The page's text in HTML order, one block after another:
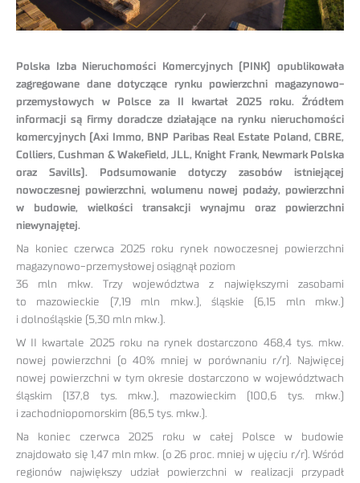
Polska Izba Nieruchomości Komercyjnych (PINK) opublikowała
zagregowane dane dotyczące rynku powierzchni magazynowo-
przemysłowych w Polsce za II kwartał 2025 roku. Źródłem
informacji są firmy doradcze działające na rynku nieruchomości
komercyjnych (Axi Immo, BNP Paribas Real Estate Poland, CBRE,
Colliers, Cushman & Wakefield, JLL, Knight Frank, Newmark Polska
oraz Savills). Podsumowanie dotyczy zasobów istniejącej
nowoczesnej powierzchni, wolumenu nowej podaży, powierzchni
w budowie, wielkości transakcji wynajmu oraz powierzchni
niewynajętej.
Na koniec czerwca 2025 roku rynek nowoczesnej powierzchni
magazynowo-przemysłowej osiągnął poziom
36 mln mkw. Trzy województwa z największymi zasobami
to mazowieckie (7,19 mln mkw.), śląskie (6,15 mln mkw.)
i dolnośląskie (5,30 mln mkw.).
W II kwartale 2025 roku na rynek dostarczono 468,4 tys. mkw.
nowej powierzchni (o 40% mniej w porównaniu r/r). Najwięcej
nowej powierzchni w tym okresie dostarczono w województwach
śląskim (137,8 tys. mkw.), mazowieckim (100,6 tys. mkw.)
i zachodniopomorskim (86,5 tys. mkw.).
Na koniec czerwca 2025 roku w całej Polsce w budowie
znajdowało się 1,47 mln mkw. (o 26 proc. mniej w ujęciu r/r). Wśród
regionów największy udział powierzchni w realizacji przypadł